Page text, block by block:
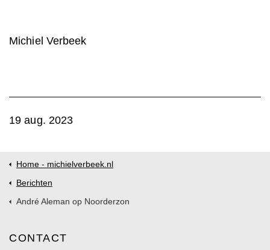
Michiel Verbeek
19 aug. 2023
Home - michielverbeek.nl
Berichten
André Aleman op Noorderzon
CONTACT